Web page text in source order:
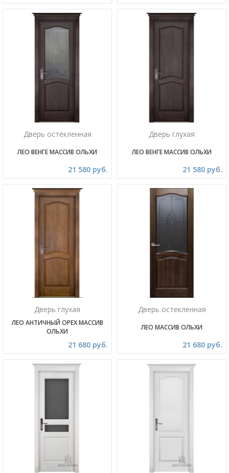
Дверь остекленная
ЛЕО ВЕНГЕ МАССИВ ОЛЬХИ
21 580 руб.
Дверь глухая
ЛЕО ВЕНГЕ МАССИВ ОЛЬХИ
21 580 руб.
Дверь глухая
ЛЕО АНТИЧНЫЙ ОРЕХ МАССИВ
ОЛЬХИ
21 680 руб.
Дверь остекленная
ЛЕО МАССИВ ОЛЬХИ
21 680 руб.